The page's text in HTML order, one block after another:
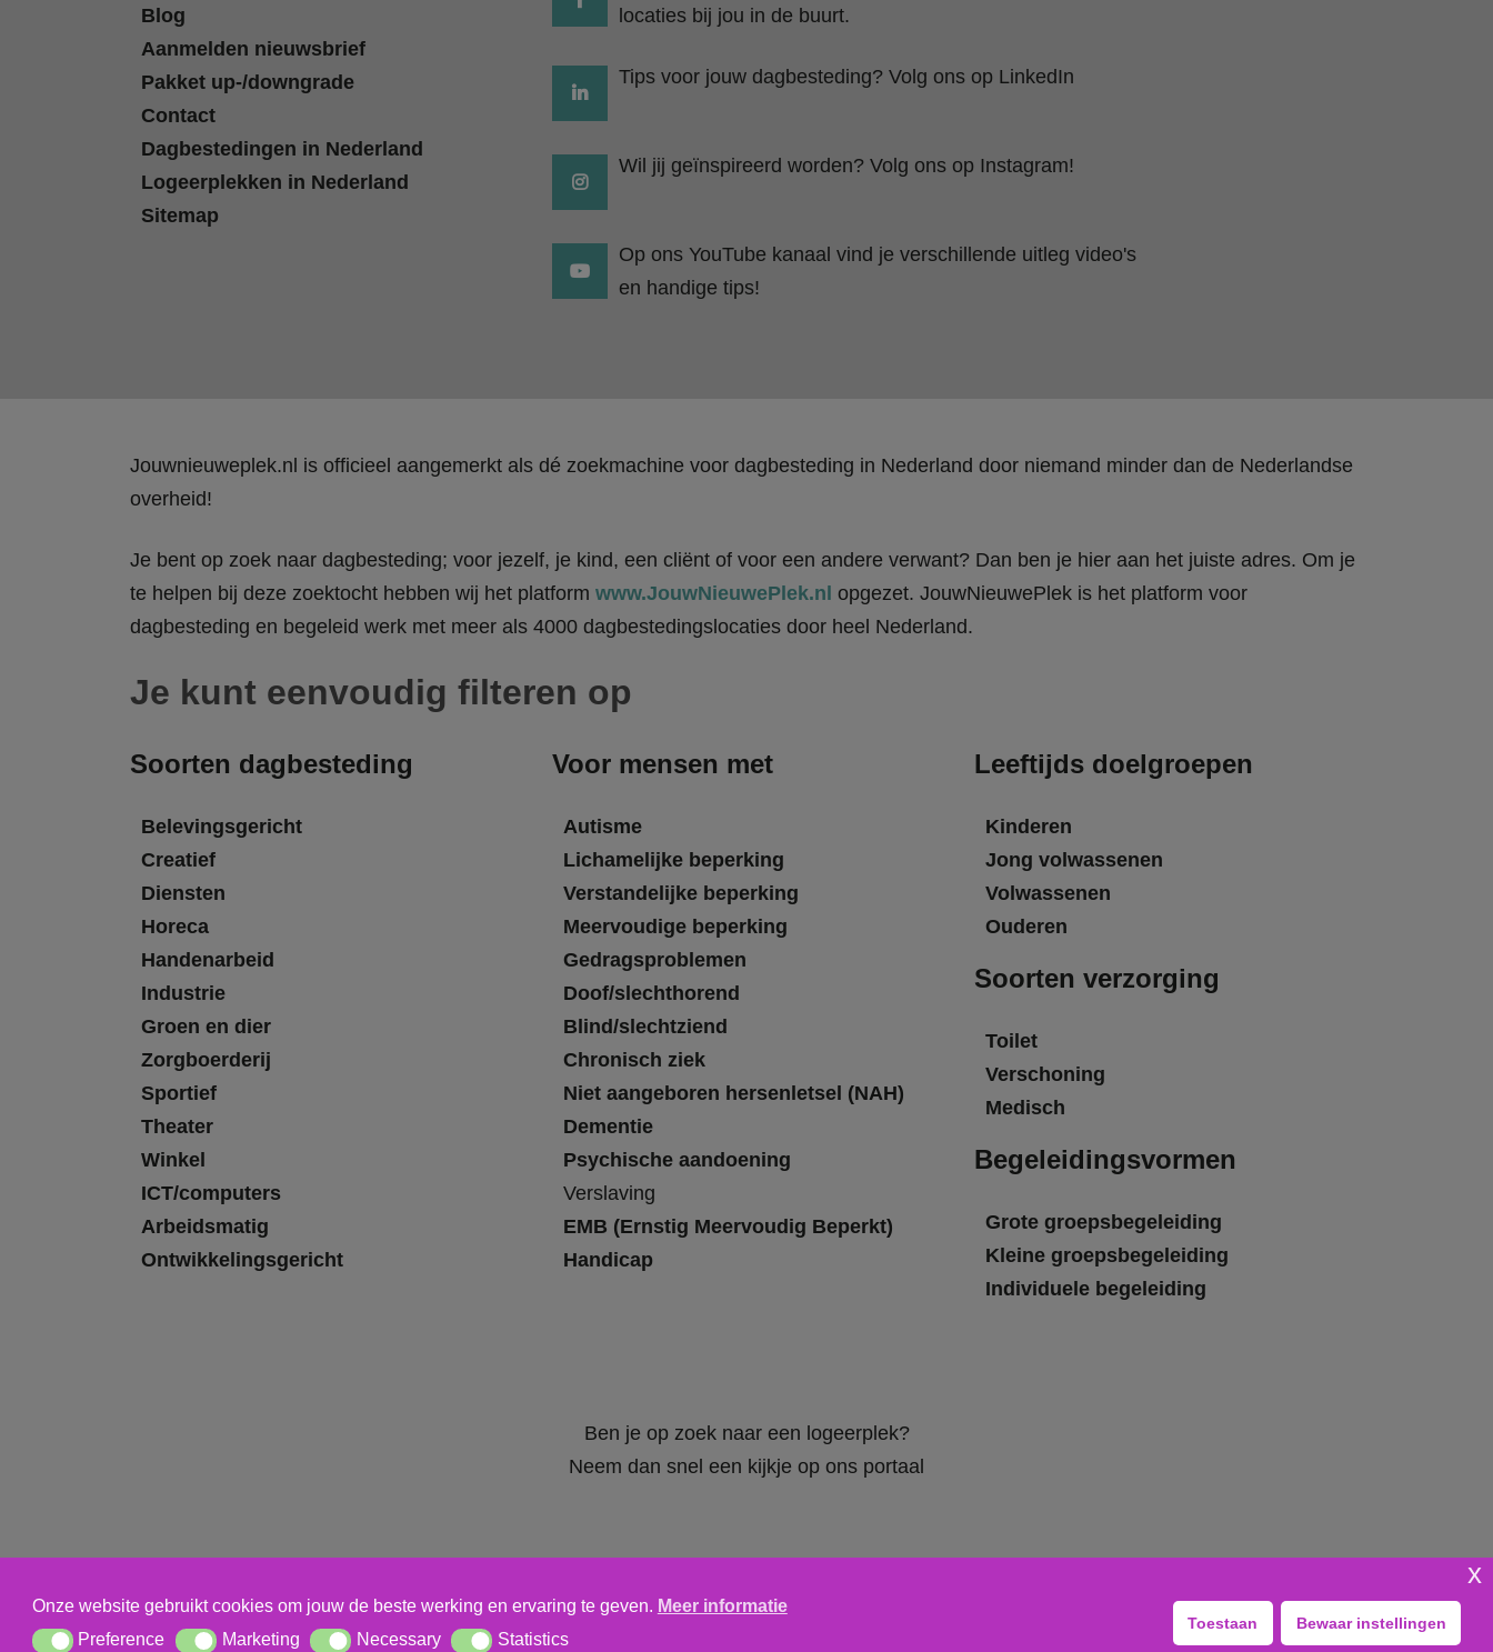
Blog
Aanmelden nieuwsbrief
Pakket up-/downgrade
Contact
Dagbestedingen in Nederland
Logeerplekken in Nederland
Sitemap
locaties bij jou in de buurt.
Tips voor jouw dagbesteding? Volg ons op LinkedIn
Wil jij geïnspireerd worden? Volg ons op Instagram!
Op ons YouTube kanaal vind je verschillende uitleg video's
en handige tips!
Jouwnieuweplek.nl is officieel aangemerkt als dé zoekmachine voor dagbesteding in Nederland door niemand minder dan de Nederlandse
overheid!
Je bent op zoek naar dagbesteding; voor jezelf, je kind, een cliënt of voor een andere verwant? Dan ben je hier aan het juiste adres. Om je
te helpen bij deze zoektocht hebben wij het platform www.JouwNieuwePlek.nl opgezet. JouwNieuwePlek is het platform voor
dagbesteding en begeleid werk met meer als 4000 dagbestedingslocaties door heel Nederland.
Je kunt eenvoudig filteren op
Soorten dagbesteding
Belevingsgericht
Creatief
Diensten
Horeca
Handenarbeid
Industrie
Groen en dier
Zorgboerderij
Sportief
Theater
Winkel
ICT/computers
Arbeidsmatig
Ontwikkelingsgericht
Voor mensen met
Autisme
Lichamelijke beperking
Verstandelijke beperking
Meervoudige beperking
Gedragsproblemen
Doof/slechthorend
Blind/slechtziend
Chronisch ziek
Niet aangeboren hersenletsel (NAH)
Dementie
Psychische aandoening
Verslaving
EMB (Ernstig Meervoudig Beperkt)
Handicap
Ben je op zoek naar een logeerplek?
Neem dan snel een kijkje op ons portaal
Leeftijds doelgroepen
Kinderen
Jong volwassenen
Volwassenen
Ouderen
Soorten verzorging
Toilet
Verschoning
Medisch
Begeleidingsvormen
Grote groepsbegeleiding
Kleine groepsbegeleiding
Individuele begeleiding
Algemene voorwaarden
Onze website gebruikt cookies om jouw de beste werking en ervaring te geven. Meer informatie
PreferencePreference MarketingMarketing NecessaryNecessary StatisticsStatistics
Toestaan Bewaar instellingen
x